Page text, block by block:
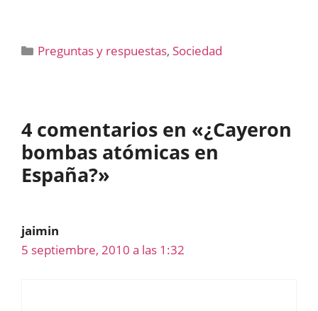
Categorías
Preguntas y respuestas, Sociedad
4 comentarios en «¿Cayeron
bombas atómicas en
España?»
jaimin
5 septiembre, 2010 a las 1:32